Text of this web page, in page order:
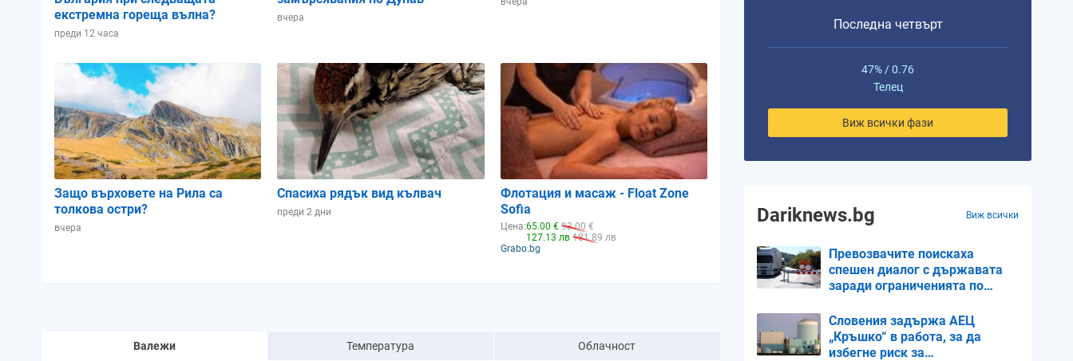
екстремна гореща вълна?
преди 12 часа
вчера
Защо върховете на Рила са
толкова остри?
вчера
Спасиха рядък вид кълвач
преди 2 дни
Флотация и масаж - Float Zone
Sofia
Цена:65.00 € 93.00 €
127.13 лв 181.89 лв
Grabo.bg
Валежи Температура Облачност
Последна четвърт
47% / 0.76
Телец
Виж всички фази
Dariknews.bg Виж всички
Превозвачите поискаха
спешен диалог с държавата
заради ограниченията по
Словения задържа АЕЦ
„Кръшко“ в работа, за да
избегне риск за